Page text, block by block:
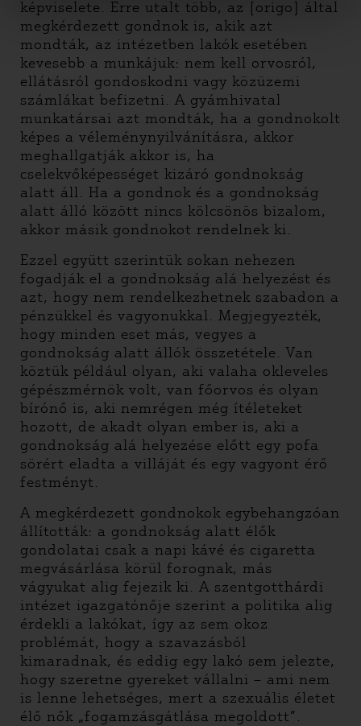
képviselete. Erre utalt több, az [origo] által
megkérdezett gondnok is, akik azt
mondták, az intézetben lakók esetében
kevesebb a munkájuk: nem kell orvosról,
ellátásról gondoskodni vagy közüzemi
számlákat befizetni. A gyámhivatal
munkatársai azt mondták, ha a gondnokolt
képes a véleménynyilvánításra, akkor
meghallgatják akkor is, ha
cselekvőképességet kizáró gondnokság
alatt áll. Ha a gondnok és a gondnokság
alatt álló között nincs kölcsönös bizalom,
akkor másik gondnokot rendelnek ki.
Ezzel együtt szerintük sokan nehezen
fogadják el a gondnokság alá helyezést és
azt, hogy nem rendelkezhetnek szabadon a
pénzükkel és vagyonukkal. Megjegyezték,
hogy minden eset más, vegyes a
gondnokság alatt állók összetétele. Van
köztük például olyan, aki valaha okleveles
gépészmérnök volt, van főorvos és olyan
bírónő is, aki nemrégen még ítéleteket
hozott, de akadt olyan ember is, aki a
gondnokság alá helyezése előtt egy pofa
sörért eladta a villáját és egy vagyont érő
festményt.
A megkérdezett gondnokok egybehangzóan
állították: a gondnokság alatt élők
gondolatai csak a napi kávé és cigaretta
megvásárlása körül forognak, más
vágyukat alig fejezik ki. A szentgotthárdi
intézet igazgatónője szerint a politika alig
érdekli a lakókat, így az sem okoz
problémát, hogy a szavazásból
kimaradnak, és eddig egy lakó sem jelezte,
hogy szeretne gyereket vállalni – ami nem
is lenne lehetséges, mert a szexuális életet
élő nők „fogamzásgátlása megoldott”.